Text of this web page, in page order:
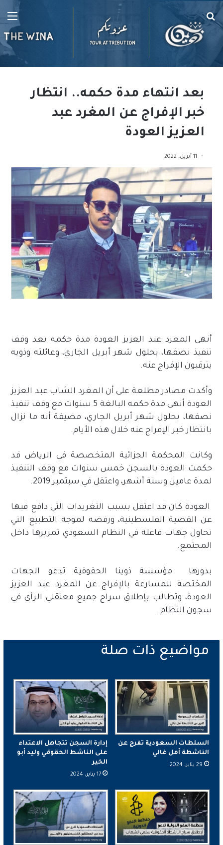
بحث
عن
بعد انتهاء مدة حكمه.. انتظار
خبر الإفراج عن المغرد عبد
العزيز العودة
11 أبريل، 2022
أنهى المغرد عبد العزيز العودة مدة حكمه بعد وقف
تنفيذ نصفها، بحلول شهر أبريل الجاري، وعائلته وذويه
يترقبون الإفراج عنه.
وأكدت مصادر مطلعة على أن المغرد الشاب عبد العزيز
العودة أنهى مدة حكمه البالغة 5 سنوات مع وقف تنفيذ
نصفها، بحلول شهر أبريل الجاري، مضيفة أنه ما نزال
بانتظار خبر الإفراج عنه خلال هذه الأيام.
وكانت المحكمة الجزائية المتخصصة في الرياض قد
حكمت العودة بالسجن خمس سنوات مع وقف التنفيذ
لمدة عامين وستة أشهر، واعتقل في سبتمبر 2019.
العودة كان قد اعتقل بسبب التغريدات التي دافع فيها
عن القضية الفلسطينية، ورفضه لموجة التطبيع التي
تحاول جهات فاعلة في النظام السعودي تمريرها داخل
المجتمع.
بدورها مؤسسة ذوينا الحقوقية تدعو الجهات
المختصة للمسارعة بالإفراج عن المغرد عبد العزيز
العودة، وتطالب بإطلاق سراح جميع معتقلي الرأي في
سجون النظام.
السلطات السعودية تفرج عن
الناشطة أمل غالي
29 يناير، 2024
إدارة السجن تتجاهل الاعتداء
على الناشط الحقوقي وليد أبو
الخير
17 يناير، 2024